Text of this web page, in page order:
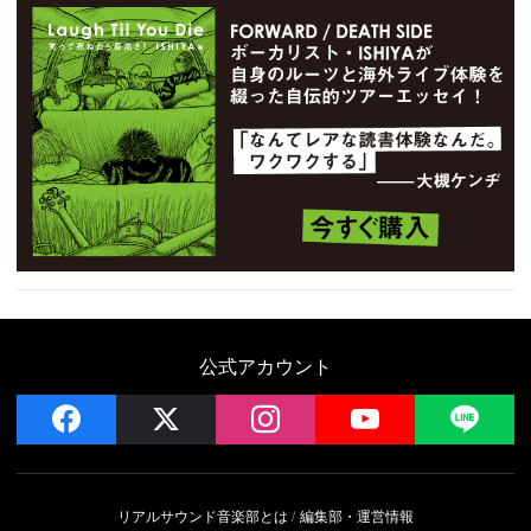
公式アカウント
facebook instagram YouTube
リアルサウンド音楽部とは 編集部・運営情報